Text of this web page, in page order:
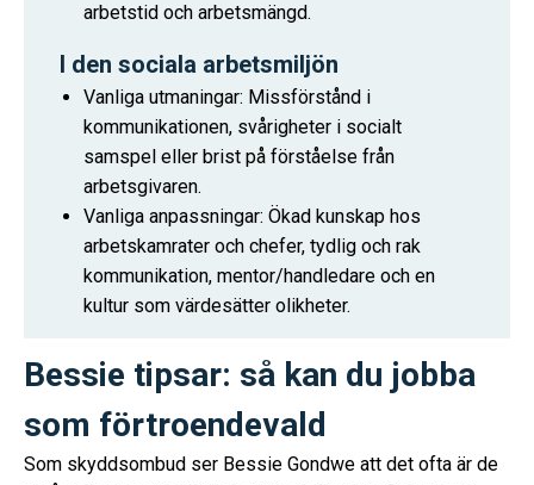
arbetstid och arbetsmängd.
I den sociala arbetsmiljön
Vanliga utmaningar: Missförstånd i
kommunikationen, svårigheter i socialt
samspel eller brist på förståelse från
arbetsgivaren.
Vanliga anpassningar: Ökad kunskap hos
arbetskamrater och chefer, tydlig och rak
kommunikation, mentor/handledare och en
kultur som värdesätter olikheter.
Bessie tipsar: så kan du jobba
som förtroendevald
Som skyddsombud ser Bessie Gondwe att det ofta är de